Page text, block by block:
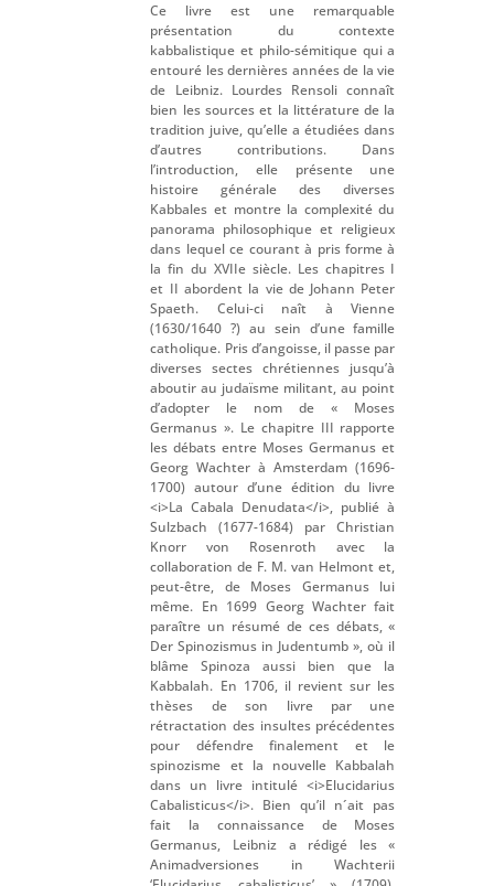
Ce livre est une remarquable
présentation du contexte
kabbalistique et philo-sémitique qui a
entouré les dernières années de la vie
de Leibniz. Lourdes Rensoli connaît
bien les sources et la littérature de la
tradition juive, qu’elle a étudiées dans
d’autres contributions. Dans
l’introduction, elle présente une
histoire générale des diverses
Kabbales et montre la complexité du
panorama philosophique et religieux
dans lequel ce courant à pris forme à
la fin du XVIIe siècle. Les chapitres I
et II abordent la vie de Johann Peter
Spaeth. Celui-ci naît à Vienne
(1630/1640 ?) au sein d’une famille
catholique. Pris d’angoisse, il passe par
diverses sectes chrétiennes jusqu’à
aboutir au judaïsme militant, au point
d’adopter le nom de « Moses
Germanus ». Le chapitre III rapporte
les débats entre Moses Germanus et
Georg Wachter à Amsterdam (1696-
1700) autour d’une édition du livre
<i>La Cabala Denudata</i>, publié à
Sulzbach (1677-1684) par Christian
Knorr von Rosenroth avec la
collaboration de F. M. van Helmont et,
peut-être, de Moses Germanus lui
même. En 1699 Georg Wachter fait
paraître un résumé de ces débats, «
Der Spinozismus in Judentumb », où il
blâme Spinoza aussi bien que la
Kabbalah. En 1706, il revient sur les
thèses de son livre par une
rétractation des insultes précédentes
pour défendre finalement et le
spinozisme et la nouvelle Kabbalah
dans un livre intitulé <i>Elucidarius
Cabalisticus</i>. Bien qu’il n´ait pas
fait la connaissance de Moses
Germanus, Leibniz a rédigé les «
Animadversiones in Wachterii